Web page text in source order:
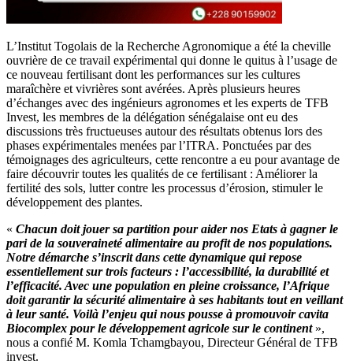
L’Institut Togolais de la Recherche Agronomique a été la cheville
ouvrière de ce travail expérimental qui donne le quitus à l’usage de
ce nouveau fertilisant dont les performances sur les cultures
maraîchère et vivrières sont avérées. Après plusieurs heures
d’échanges avec des ingénieurs agronomes et les experts de TFB
Invest, les membres de la délégation sénégalaise ont eu des
discussions très fructueuses autour des résultats obtenus lors des
phases expérimentales menées par l’ITRA. Ponctuées par des
témoignages des agriculteurs, cette rencontre a eu pour avantage de
faire découvrir toutes les qualités de ce fertilisant : Améliorer la
fertilité des sols, lutter contre les processus d’érosion, stimuler le
développement des plantes.
« Chacun doit jouer sa partition pour aider nos Etats à gagner le
pari de la souveraineté alimentaire au profit de nos populations.
Notre démarche s’inscrit dans cette dynamique qui repose
essentiellement sur trois facteurs : l’accessibilité, la durabilité et
l’efficacité. Avec une population en pleine croissance, l’Afrique
doit garantir la sécurité alimentaire à ses habitants tout en veillant
à leur santé. Voilà l’enjeu qui nous pousse à promouvoir cavita
Biocomplex pour le développement agricole sur le continent»,
nous a confié M. Komla Tchamgbayou, Directeur Général de TFB
invest.